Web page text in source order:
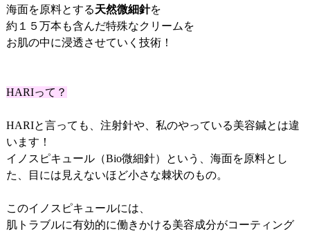
海面を原料とする天然微細針を
約１５万本も含んだ特殊なクリームを
お肌の中に浸透させていく技術！
HARIって？
HARIと言っても、注射針や、私のやっている美容鍼とは違
います！
イノスピキュール（Bio微細針）という、海面を原料とし
た、目には見えないほど小さな棘状のもの。
このイノスピキュールには、
肌トラブルに有効的に働きかける美容成分がコーティング